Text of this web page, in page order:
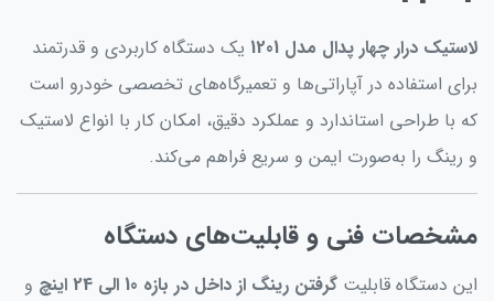
لاستیک درار چهار پدال مدل 1201
یک دستگاه کاربردی و قدرتمند
برای استفاده در آپاراتی‌ها و تعمیرگاه‌های تخصصی خودرو است
که با طراحی استاندارد و عملکرد دقیق، امکان کار با انواع لاستیک
و رینگ را به‌صورت ایمن و سریع فراهم می‌کند.
مشخصات فنی و قابلیت‌های دستگاه
این دستگاه قابلیت گرفتن رینگ از داخل در بازه 10 الی 24 اینچ
و